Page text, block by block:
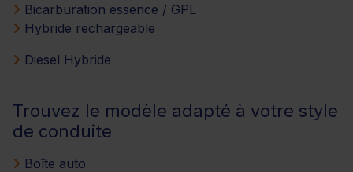
Bicarburation essence / GPL
Hybride rechargeable
Diesel Hybride
Trouvez le modèle adapté à votre style
de conduite
Boîte auto